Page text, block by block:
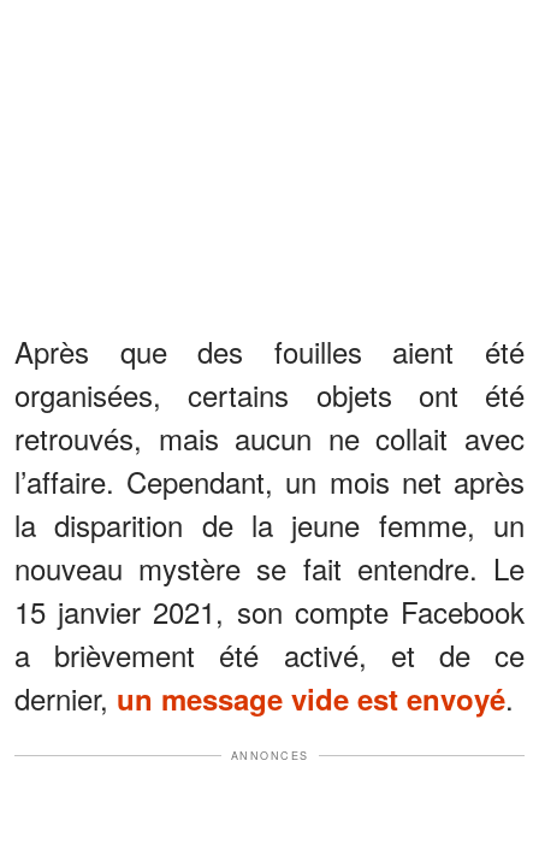
Après que des fouilles aient été
organisées, certains objets ont été
retrouvés, mais aucun ne collait avec
l’affaire. Cependant, un mois net après
la disparition de la jeune femme, un
nouveau mystère se fait entendre. Le
15 janvier 2021, son compte Facebook
a brièvement été activé, et de ce
dernier, un message vide est envoyé.
ANNONCES